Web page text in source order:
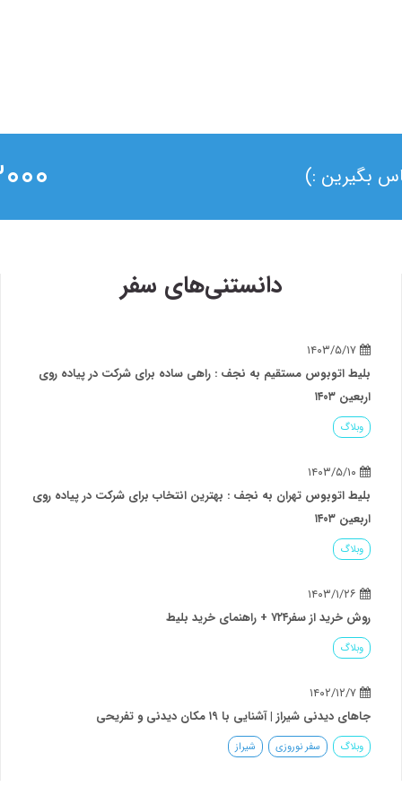
بگیرین :)
دانستنی‌های سفر
بلیط اتوبوس مستقیم به نجف : راهی ساده برای شرکت در پیاده روی
اربعین ۱۴۰۳
وبلاگ
بلیط اتوبوس تهران به نجف : بهترین انتخاب برای شرکت در پیاده روی
اربعین ۱۴۰۳
وبلاگ
روش خرید از سفر۷۲۴ + راهنمای خرید بلیط
وبلاگ
جاهای دیدنی شیراز | آشنایی با ۱۹ مکان دیدنی و تفریحی
وبلاگ سفر نوروزی شیراز